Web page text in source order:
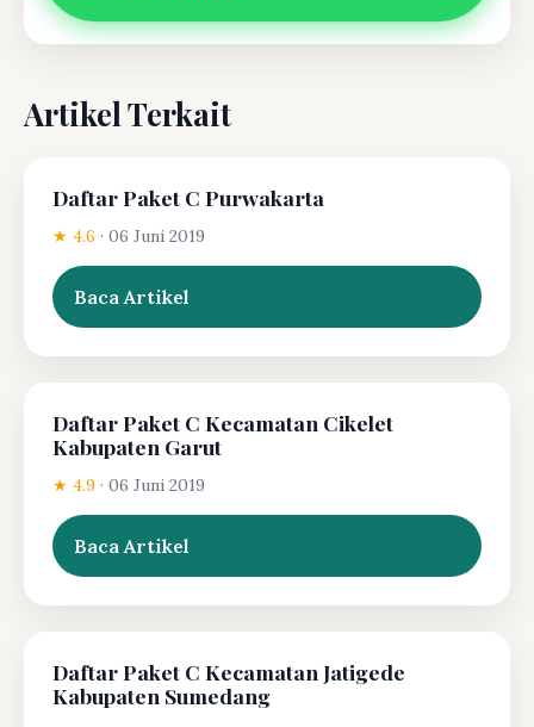
Artikel Terkait
Daftar Paket C Purwakarta
★ 4.6 · 06 Juni 2019
Baca Artikel
Daftar Paket C Kecamatan Cikelet
Kabupaten Garut
★ 4.9 · 06 Juni 2019
Baca Artikel
Daftar Paket C Kecamatan Jatigede
Kabupaten Sumedang